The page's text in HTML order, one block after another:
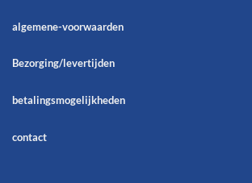
algemene-voorwaarden
Bezorging/levertijden
betalingsmogelijkheden
contact